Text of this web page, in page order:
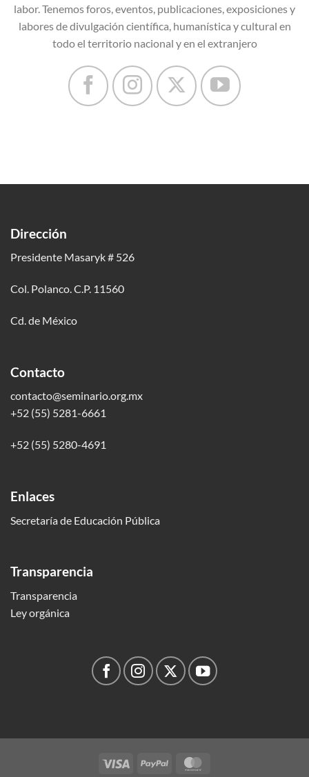
labor. Tenemos foros, eventos, publicaciones, exposiciones y
labores de divulgación científica, humanística y cultural en
todo el territorio nacional y en el extranjero
Dirección
Presidente Masaryk # 526
Col. Polanco. C.P. 11560
Cd. de México
Contacto
contacto@seminario.org.mx
+52 (55) 5281-6661
+52 (55) 5280-4691
Enlaces
Secretaría de Educación Pública
Transparencia
Transparencia
Ley orgánica